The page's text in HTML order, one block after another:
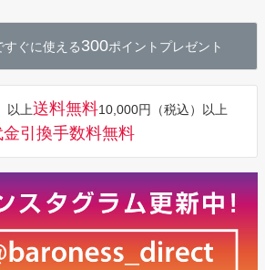
へ
すぐに使える300ポイントプレゼント
以上送料無料10,000円（税込）以上
金引換手数料無料